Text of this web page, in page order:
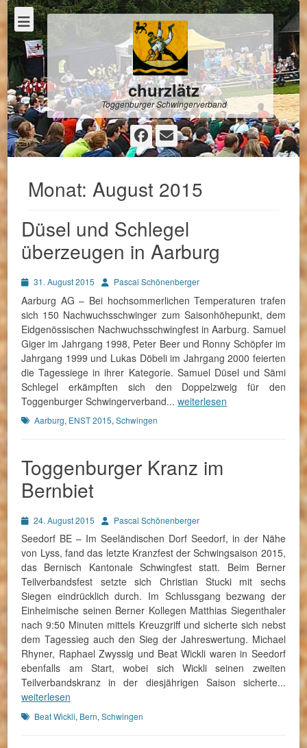
churzlätz
Toggenburger Schwingerverband
Facebook
E-
Mail
Monat:August 2015
Düsel und Schlegel
überzeugen in Aarburg
Posted31. August 2015 AutorPascal Schönenberger
Aarburg AG – Bei hochsommerlichen Temperaturen trafen
sich 150 Nachwuchsschwinger zum Saisonhöhepunkt, dem
Eidgenössischen Nachwuchsschwingfest in Aarburg. Samuel
Giger im Jahrgang 1998, Peter Beer und Ronny Schöpfer im
Jahrgang 1999 und Lukas Döbeli im Jahrgang 2000 feierten
die Tagessiege in ihrer Kategorie. Samuel Düsel und Sämi
Schlegel erkämpften sich den Doppelzweig für den
Toggenburger Schwingerverband...weiterlesen
Schlagworte
Aarburg, ENST 2015,Schwingen
Toggenburger Kranz im
Bernbiet
Posted24. August 2015 AutorPascal Schönenberger
Seedorf BE – Im Seeländischen Dorf Seedorf, in der Nähe
von Lyss, fand das letzte Kranzfest der Schwingsaison 2015,
das Bernisch Kantonale Schwingfest statt. Beim Berner
Teilverbandsfest setzte sich Christian Stucki mit sechs
Siegen eindrücklich durch. Im Schlussgang bezwang der
Einheimische seinen Berner Kollegen Matthias Siegenthaler
nach 9:50 Minuten mittels Kreuzgriff und sicherte sich nebst
dem Tagessieg auch den Sieg der Jahreswertung. Michael
Rhyner, Raphael Zwyssig und Beat Wickli waren in Seedorf
ebenfalls am Start, wobei sich Wickli seinen zweiten
Teilverbandskranz in der diesjährigen Saison sicherte...
weiterlesen
Schlagworte
Beat Wickli, Bern,Schwingen